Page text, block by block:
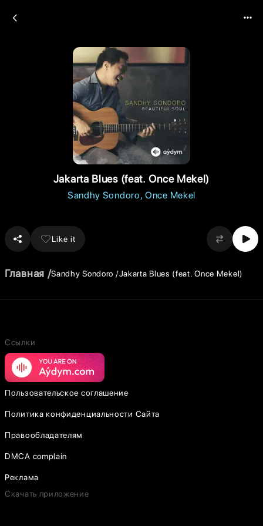
Jakarta Blues (feat. Once Mekel)
Sandhy Sondoro Once Mekel
Like it
Главная Sandhy Sondoro Jakarta Blues (feat. Once Mekel)
Ссылки
Пользовательское соглашение
Политика конфиденциальности Сайта
Правообладателям
DMCA complain
Реклама
Скачать приложение